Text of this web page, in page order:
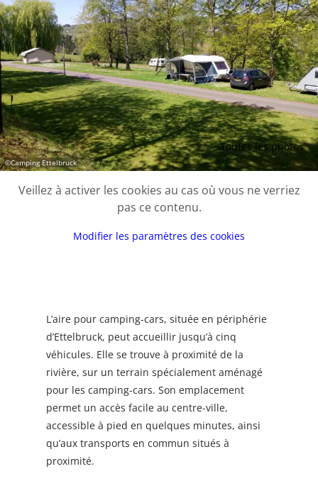
©Camping Ettelbruck
Toutes les photos
Veillez à activer les cookies au cas où vous ne verriez
pas ce contenu.
Modifier les paramètres des cookies
L’aire pour camping-cars, située en périphérie
d’Ettelbruck, peut accueillir jusqu’à cinq
véhicules. Elle se trouve à proximité de la
rivière, sur un terrain spécialement aménagé
pour les camping-cars. Son emplacement
permet un accès facile au centre-ville,
accessible à pied en quelques minutes, ainsi
qu’aux transports en commun situés à
proximité.